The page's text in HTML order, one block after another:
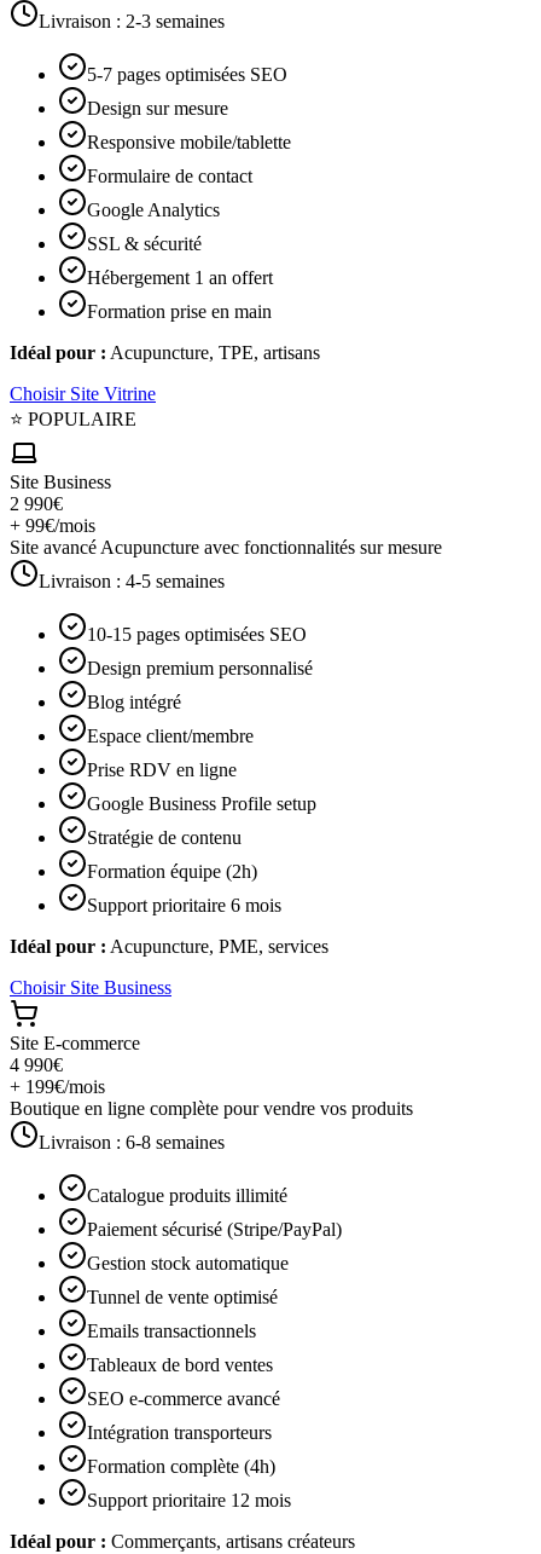
Livraison : 2-3 semaines
5-7 pages optimisées SEO
Design sur mesure
Responsive mobile/tablette
Formulaire de contact
Google Analytics
SSL & sécurité
Hébergement 1 an offert
Formation prise en main
Idéal pour : Acupuncture, TPE, artisans
Choisir Site Vitrine
⭐ POPULAIRE
Site Business
2 990€
+ 99€/mois
Site avancé Acupuncture avec fonctionnalités sur mesure
Livraison : 4-5 semaines
10-15 pages optimisées SEO
Design premium personnalisé
Blog intégré
Espace client/membre
Prise RDV en ligne
Google Business Profile setup
Stratégie de contenu
Formation équipe (2h)
Support prioritaire 6 mois
Idéal pour : Acupuncture, PME, services
Choisir Site Business
Site E-commerce
4 990€
+ 199€/mois
Boutique en ligne complète pour vendre vos produits
Livraison : 6-8 semaines
Catalogue produits illimité
Paiement sécurisé (Stripe/PayPal)
Gestion stock automatique
Tunnel de vente optimisé
Emails transactionnels
Tableaux de bord ventes
SEO e-commerce avancé
Intégration transporteurs
Formation complète (4h)
Support prioritaire 12 mois
Idéal pour : Commerçants, artisans créateurs